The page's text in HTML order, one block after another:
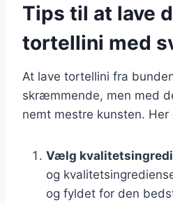
Tips til at lave
tortellini med
At lave tortellini fra
skræmmende, men med
nemt mestre kunsten.
Vælg
og
og fyldet for den